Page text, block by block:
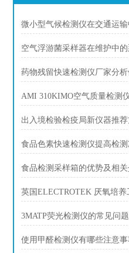
微小型气候检测仪在交通运
空气浮游菌采样器在维护中
药物残留快速检测仪厂家分
AMI 310KIMO空气质量检测
出入境检验检疫局新仪器推荐
食品色素快速检测仪提高检
食品检测采样箱的优势及相关
英国ELECTROTEK 厌氧培
3MATP荧光检测仪的常见问
使用甲醛检测仪有哪些注意事